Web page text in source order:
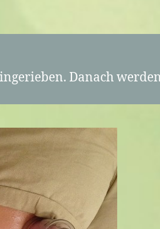
Danach